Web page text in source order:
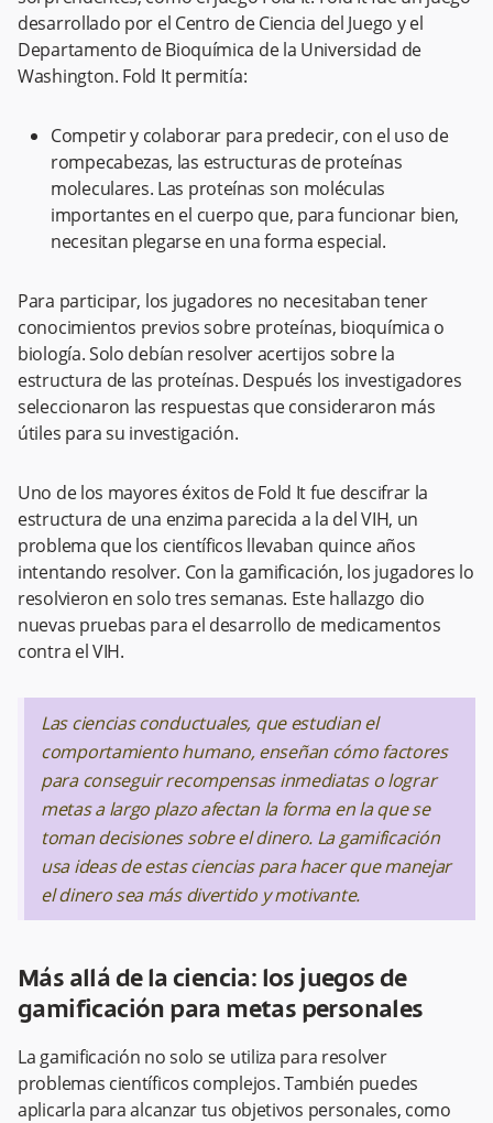
desarrollado por el Centro de Ciencia del Juego y el
Departamento de Bioquímica de la Universidad de
Washington. Fold It permitía:
Competir y colaborar para predecir, con el uso de
rompecabezas, las estructuras de proteínas
moleculares. Las proteínas son moléculas
importantes en el cuerpo que, para funcionar bien,
necesitan plegarse en una forma especial.
Para participar, los jugadores no necesitaban tener
conocimientos previos sobre proteínas, bioquímica o
biología. Solo debían resolver acertijos sobre la
estructura de las proteínas. Después los investigadores
seleccionaron las respuestas que consideraron más
útiles para su investigación.
Uno de los mayores éxitos de Fold It fue descifrar la
estructura de una enzima parecida a la del VIH, un
problema que los científicos llevaban quince años
intentando resolver. Con la gamificación, los jugadores lo
resolvieron en solo tres semanas. Este hallazgo dio
nuevas pruebas para el desarrollo de medicamentos
contra el VIH.
Las ciencias conductuales, que estudian el
comportamiento humano, enseñan cómo factores
para conseguir recompensas inmediatas o lograr
metas a largo plazo afectan la forma en la que se
toman decisiones sobre el dinero. La gamificación
usa ideas de estas ciencias para hacer que manejar
el dinero sea más divertido y motivante.
Más allá de la ciencia: los juegos de
gamificación para metas personales
La gamificación no solo se utiliza para resolver
problemas científicos complejos. También puedes
aplicarla para alcanzar tus objetivos personales, como